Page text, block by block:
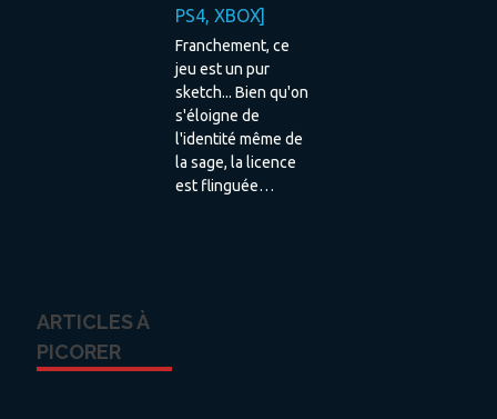
PS4, XBOX]
Franchement, ce
jeu est un pur
sketch... Bien qu'on
s'éloigne de
l'identité même de
la sage, la licence
est flinguée…
ARTICLES À
PICORER